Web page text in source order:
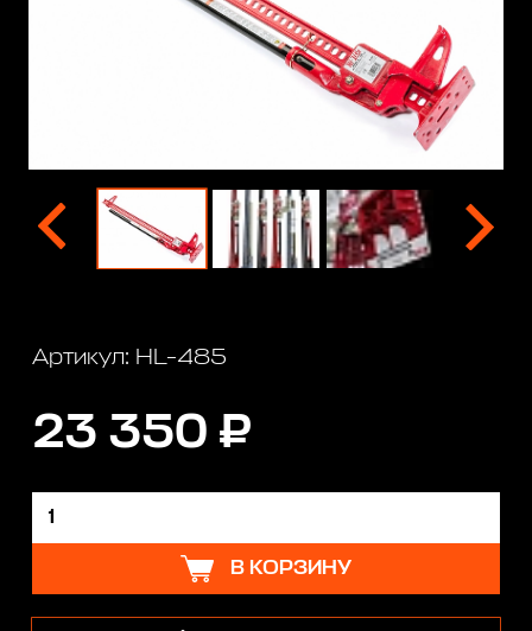
Артикул: HL-485
23 350 ₽
В КОРЗИНУ